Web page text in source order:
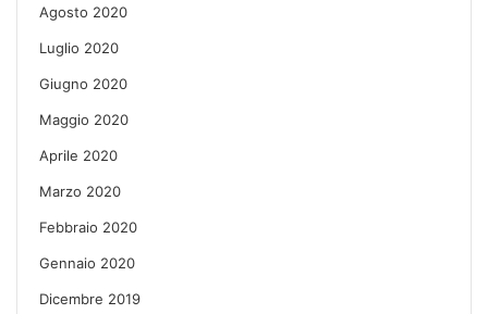
Agosto 2020
Luglio 2020
Giugno 2020
Maggio 2020
Aprile 2020
Marzo 2020
Febbraio 2020
Gennaio 2020
Dicembre 2019